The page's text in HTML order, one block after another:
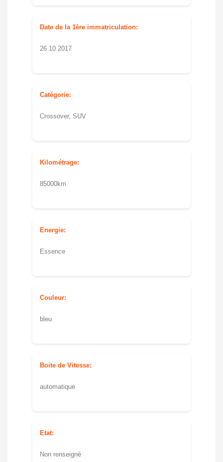
Date de la 1ère immatriculation:
26 10 2017
Catégorie:
Crossover, SUV
Kilométrage:
85000km
Energie:
Essence
Couleur:
bleu
Boite de Vitesse:
automatique
Etat:
Non renseigné